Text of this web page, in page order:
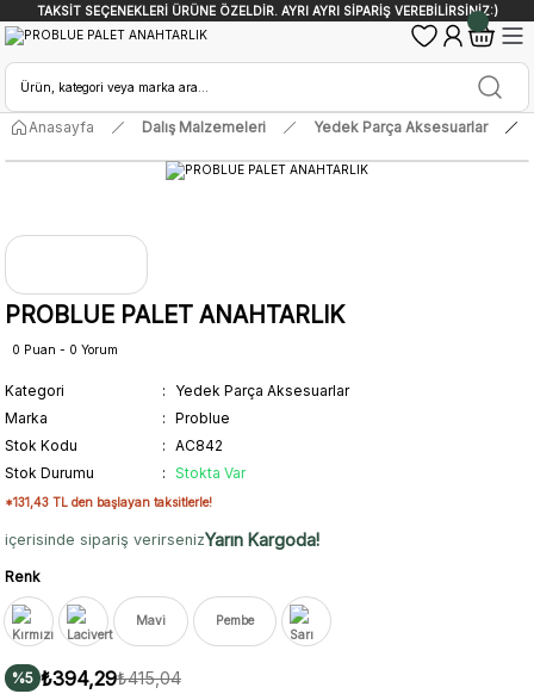
TAKSİT SEÇENEKLERİ ÜRÜNE ÖZELDİR. AYRI AYRI SİPARİŞ VEREBİLİRSİNİZ:)
Anasayfa Dalış Malzemeleri Yedek Parça Aksesuarlar
PROBLUE PALET ANAHTARLIK
0 Puan - 0 Yorum
Kategori
Yedek Parça Aksesuarlar
Marka
Problue
Stok Kodu
AC842
Stok Durumu
Stokta Var
*131,43 TL den başlayan taksitlerle!
içerisinde sipariş verirsenizYarın Kargoda!
Renk
Mavi Pembe
%5 ₺394,29₺415,04